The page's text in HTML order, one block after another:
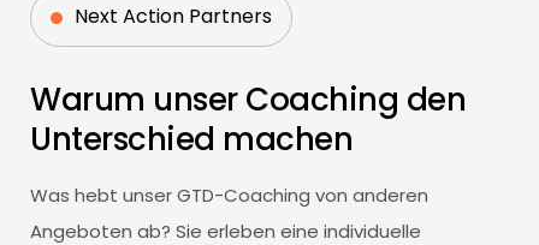
Next Action Partners
Warum unser Coaching den
Unterschied machen
Was hebt unser GTD-Coaching von anderen
Angeboten ab? Sie erleben eine individuelle